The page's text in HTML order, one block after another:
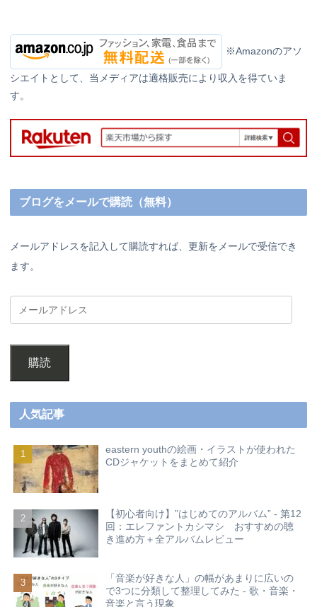
※Amazonのアソ
シエイトとして、当メディアは適格販売により収入を得ていま
す。
ブログをメールで購読（無料）
メールアドレスを記入して購読すれば、更新をメールで受信でき
ます。
購読
人気記事
eastern youthの絵画・イラストが使われた
CDジャケットをまとめて紹介
【初心者向け】”はじめてのアルバム” - 第12
回：エレファントカシマシ おすすめの聴
き進め方＋全アルバムレビュー
「音楽が好きな人」の幅があまりに広いの
で3つに分類して整理してみた - 歌・音楽・
音楽と言う現象